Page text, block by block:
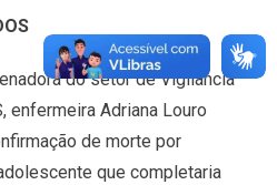
do setor de Vigilância
enfermeira Adriana Louro
de morte por
que completaria